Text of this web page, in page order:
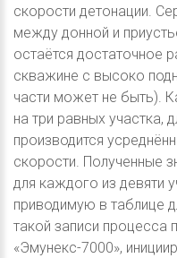
скорости детонации.
между донной и
остаётся достаточное
скважине с высоко
части может не быть).
на три равных участка,
производится
скорости. Полученные
для каждого из девяти
приводимую в таблице
такой записи процесса
«Эмунекс-7000»,